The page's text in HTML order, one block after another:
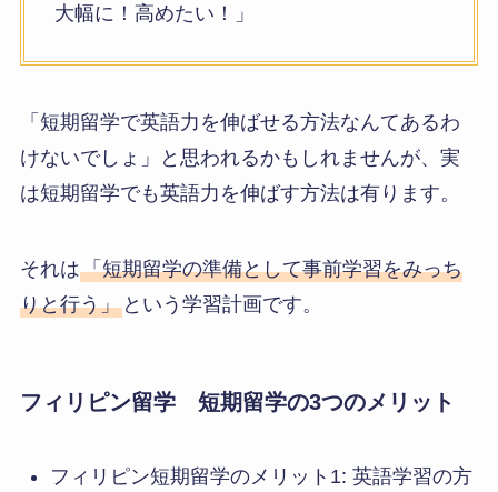
大幅に！高めたい！」
「短期留学で英語力を伸ばせる方法なんてあるわ
けないでしょ」と思われるかもしれませんが、実
は短期留学でも英語力を伸ばす方法は有ります。
それは「短期留学の準備として事前学習をみっち
りと行う」という学習計画です。
フィリピン留学 短期留学の3つのメリット
フィリピン短期留学のメリット1: 英語学習の方